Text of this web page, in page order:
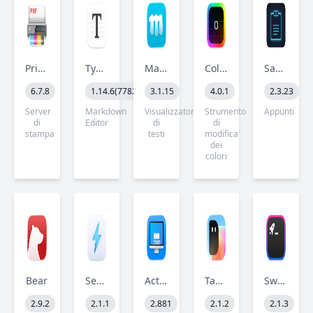
Print to PDF Pro
6.7.8
Server
di
stampa
Typora
1.14.6(7782)
Markdown
Editor
Marked
3.1.15
Visualizzatore
di
testi
ColorSlurp
4.0.1
Strumento
di
modifica
dei
colori
SaneClip
2.3.23
Appunti
Bear
2.9.2
Sensei
2.1.1
ActiveDock
2.881
TabTab
2.1.2
SwiftServer
2.1.3